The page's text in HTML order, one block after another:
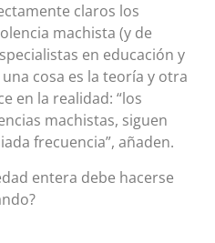
claros los
machista (y de
en educación y
cosa es la teoría y otra
en la realidad: “los
machistas, siguen
frecuencia”, añaden.
entera debe hacerse